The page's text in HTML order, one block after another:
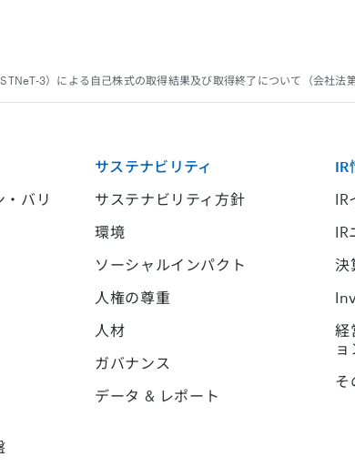
3）による自己株式の取得結果及び取得終了について（会社法
・バリ
サステナビリティ
サステナビリティ方針
環境
ソーシャルインパクト
人権の尊重
人材
ガバナンス
データ & レポート
IR
IR
IR
決
経
ョ
そ